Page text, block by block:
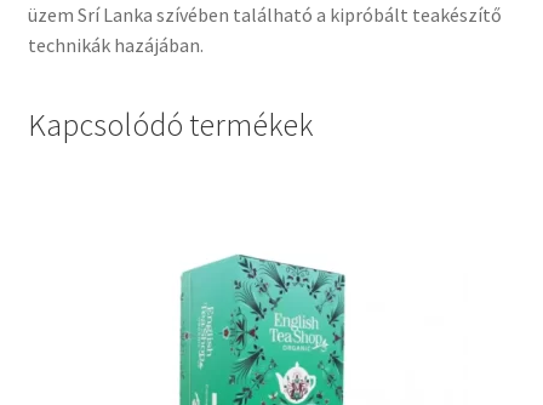
üzem Srí Lanka szívében található a kipróbált teakészítő
technikák hazájában.
Kapcsolódó termékek